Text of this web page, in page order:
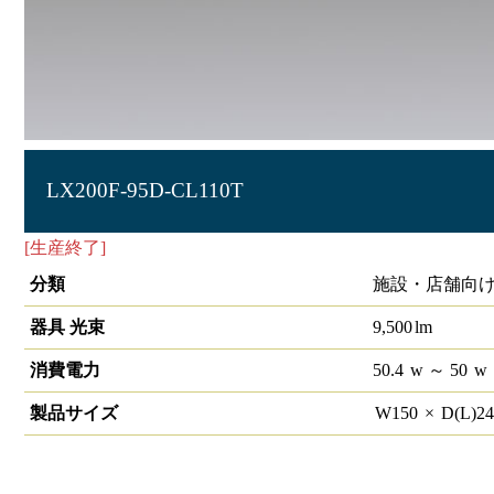
LX200F-95D-CL110T
[生産終了]
分類
施設・店舗向
器具 光束 9,500lm
消費電力 50.4 w～ 50 w
製品サイズ W150 × D(L)